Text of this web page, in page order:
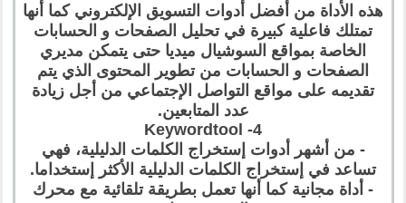
هذه الأداة من أفضل أدوات التسويق الإلكتروني كما أنها
تمتلك فاعلية كبيرة في تحليل الصفحات و الحسابات
الخاصة بمواقع السوشيال ميديا حتى يتمكن مديري
الصفحات و الحسابات من تطوير المحتوى الذي يتم
تقديمه على مواقع التواصل الإجتماعي من أجل زيادة
عدد المتابعين.
4- Keywordtool
- من أشهر أدوات إستخراج الكلمات الدليلية، فهي
تساعد في إستخراج الكلمات الدليلية الأكثر إستخداما.
- أداة مجانية كما أنها تعمل بطريقة تلقائية مع محرك